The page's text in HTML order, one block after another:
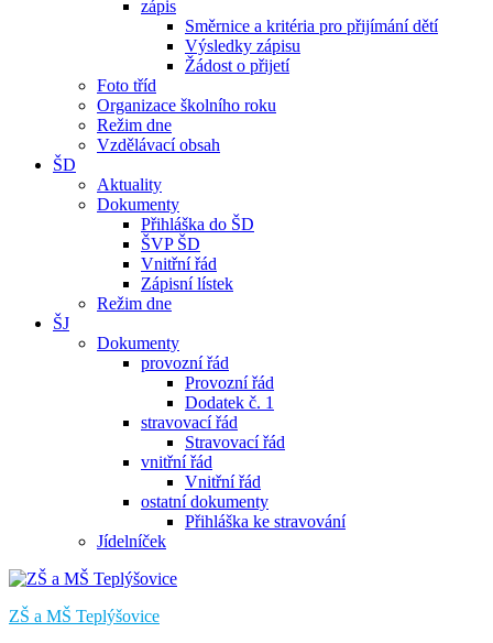
zápis
Směrnice a kritéria pro přijímání dětí
Výsledky zápisu
Žádost o přijetí
Foto tříd
Organizace školního roku
Režim dne
Vzdělávací obsah
ŠD
Aktuality
Dokumenty
Přihláška do ŠD
ŠVP ŠD
Vnitřní řád
Zápisní lístek
Režim dne
ŠJ
Dokumenty
provozní řád
Provozní řád
Dodatek č. 1
stravovací řád
Stravovací řád
vnitřní řád
Vnitřní řád
ostatní dokumenty
Přihláška ke stravování
Jídelníček
ZŠ a MŠ Teplýšovice